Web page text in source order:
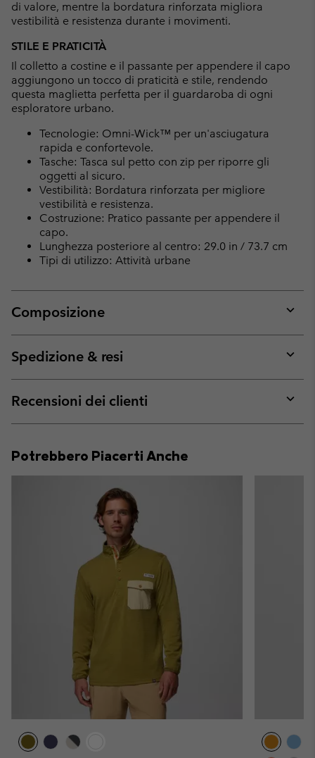
di valore, mentre la bordatura rinforzata migliora
vestibilità e resistenza durante i movimenti.
STILE E PRATICITÀ
Il colletto a costine e il passante per appendere il capo
aggiungono un tocco di praticità e stile, rendendo
questa maglietta perfetta per il guardaroba di ogni
esploratore urbano.
Tecnologie: Omni-Wick™ per un'asciugatura
rapida e confortevole.
Tasche: Tasca sul petto con zip per riporre gli
oggetti al sicuro.
Vestibilità: Bordatura rinforzata per migliore
vestibilità e resistenza.
Costruzione: Pratico passante per appendere il
capo.
Lunghezza posteriore al centro: 29.0 in / 73.7 cm
Tipi di utilizzo: Attività urbane
Composizione
or
Spedizione & resi
or
Recensioni dei clienti
or
Potrebbero Piacerti Anche